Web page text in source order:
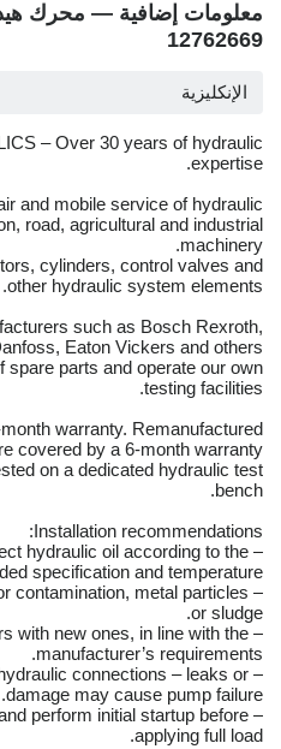
12762669
الإنكليزية
– Over 30 years of hydraulic
expertise.
and mobile service of hydraulic
road, agricultural and industrial
machinery.
cylinders, control valves and
other hydraulic system elements.
such as Bosch Rexroth,
Eaton Vickers and others.
spare parts and operate our own
testing facilities.
warranty. Remanufactured
covered by a 6-month warranty.
on a dedicated hydraulic test
bench.
Installation recommendations:
hydraulic oil according to the
specification and temperature.
contamination, metal particles
or sludge.
with new ones, in line with the
manufacturer’s requirements.
connections – leaks or
damage may cause pump failure.
perform initial startup before
applying full load.